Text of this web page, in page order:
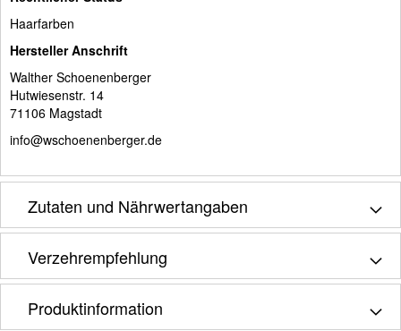
Haarfarben
Hersteller Anschrift
Walther Schoenenberger
Hutwiesenstr. 14
71106 Magstadt
info@wschoenenberger.de
Zutaten und Nährwertangaben
Verzehrempfehlung
Produktinformation